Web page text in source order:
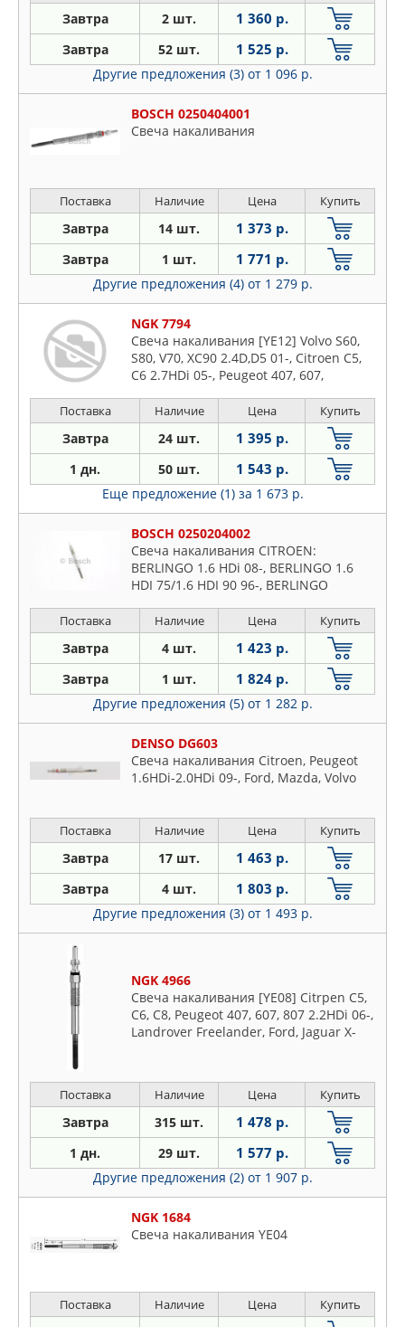
Завтра 2 шт. 1 360 р.
Завтра 52 шт. 1 525 р.
Другие предложения (3) от 1 096 р.
BOSCH 0250404001
Свеча накаливания
Поставка Наличие Цена Купить
Завтра 14 шт. 1 373 р.
Завтра 1 шт. 1 771 р.
Другие предложения (4) от 1 279 р.
NGK 7794
Свеча накаливания [YE12] Volvo S60,
S80, V70, XC90 2.4D,D5 01-, Citroen C5,
C6 2.7HDi 05-, Peugeot 407, 607,
Поставка Наличие Цена Купить
Завтра 24 шт. 1 395 р.
1 дн. 50 шт. 1 543 р.
Еще предложение (1) за 1 673 р.
BOSCH 0250204002
Свеча накаливания CITROEN:
BERLINGO 1.6 HDi 08-, BERLINGO 1.6
HDI 75/1.6 HDI 90 96-, BERLINGO
1.6 HDI 75/1.6 HDI 90 96-, C2 1.4
Поставка Наличие Цена Купить
Завтра 4 шт. 1 423 р.
Завтра 1 шт. 1 824 р.
Другие предложения (5) от 1 282 р.
DENSO DG603
Свеча накаливания Citroen, Peugeot
1.6HDi-2.0HDi 09-, Ford, Mazda, Volvo
Поставка Наличие Цена Купить
Завтра 17 шт. 1 463 р.
Завтра 4 шт. 1 803 р.
Другие предложения (3) от 1 493 р.
NGK 4966
Свеча накаливания [YE08] Citrpen C5,
C6, C8, Peugeot 407, 607, 807 2.2HDi 06-,
Landrover Freelander, Ford, Jaguar X-
Поставка Наличие Цена Купить
Завтра 315 шт. 1 478 р.
1 дн. 29 шт. 1 577 р.
Другие предложения (2) от 1 907 р.
NGK 1684
Свеча накаливания YE04
Поставка Наличие Цена Купить